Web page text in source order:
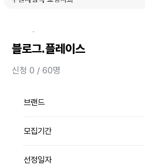
·
블로그.플레이스
신청 0 / 60명
브랜드
모집기간
선정일자